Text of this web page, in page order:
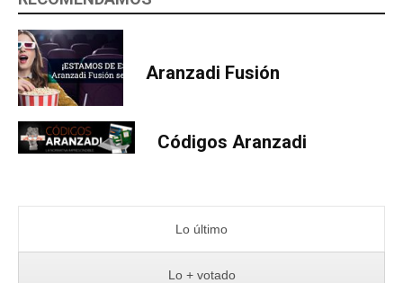
Aranzadi Fusión
Códigos Aranzadi
Lo último
Lo + votado